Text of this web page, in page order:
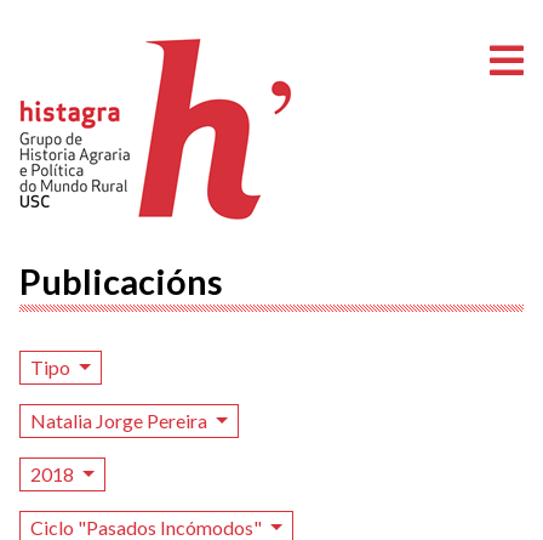
Publicacións
Tipo
Natalia Jorge Pereira
2018
Ciclo "Pasados Incómodos"